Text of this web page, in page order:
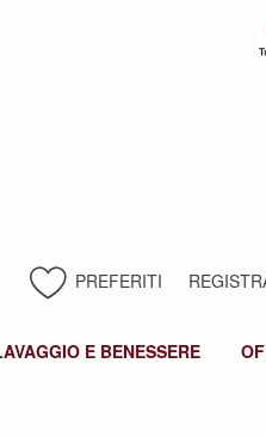
PREFERITI
E BENESSERE